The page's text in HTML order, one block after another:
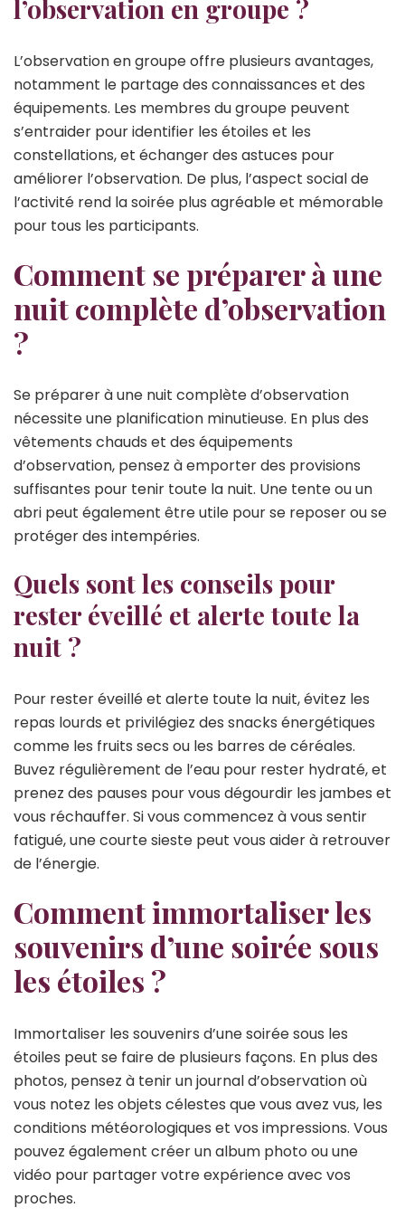
l’observation en groupe ?
L’observation en groupe offre plusieurs avantages,
notamment le partage des connaissances et des
équipements. Les membres du groupe peuvent
s’entraider pour identifier les étoiles et les
constellations, et échanger des astuces pour
améliorer l’observation. De plus, l’aspect social de
l’activité rend la soirée plus agréable et mémorable
pour tous les participants.
Comment se préparer à une
nuit complète d’observation
?
Se préparer à une nuit complète d’observation
nécessite une planification minutieuse. En plus des
vêtements chauds et des équipements
d’observation, pensez à emporter des provisions
suffisantes pour tenir toute la nuit. Une tente ou un
abri peut également être utile pour se reposer ou se
protéger des intempéries.
Quels sont les conseils pour
rester éveillé et alerte toute la
nuit ?
Pour rester éveillé et alerte toute la nuit, évitez les
repas lourds et privilégiez des snacks énergétiques
comme les fruits secs ou les barres de céréales.
Buvez régulièrement de l’eau pour rester hydraté, et
prenez des pauses pour vous dégourdir les jambes et
vous réchauffer. Si vous commencez à vous sentir
fatigué, une courte sieste peut vous aider à retrouver
de l’énergie.
Comment immortaliser les
souvenirs d’une soirée sous
les étoiles ?
Immortaliser les souvenirs d’une soirée sous les
étoiles peut se faire de plusieurs façons. En plus des
photos, pensez à tenir un journal d’observation où
vous notez les objets célestes que vous avez vus, les
conditions météorologiques et vos impressions. Vous
pouvez également créer un album photo ou une
vidéo pour partager votre expérience avec vos
proches.